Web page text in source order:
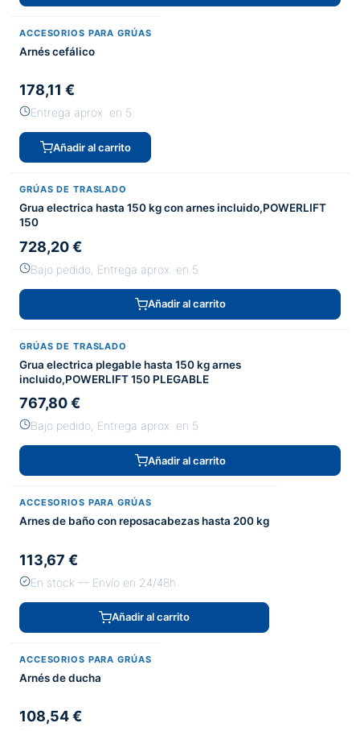
ACCESORIOS PARA GRÚAS
Arnés cefálico
178,11 €
Entrega aprox. en 5
Añadir al carrito
GRÚAS DE TRASLADO
Grua electrica hasta 150 kg con arnes incluido,POWERLIFT
150
728,20 €
Bajo pedido, Entrega aprox. en 5
Añadir al carrito
GRÚAS DE TRASLADO
Grua electrica plegable hasta 150 kg arnes
incluido,POWERLIFT 150 PLEGABLE
767,80 €
Bajo pedido, Entrega aprox. en 5
Añadir al carrito
ACCESORIOS PARA GRÚAS
Arnes de baño con reposacabezas hasta 200 kg
113,67 €
En stock — Envío en 24/48h
Añadir al carrito
ACCESORIOS PARA GRÚAS
Arnés de ducha
108,54 €